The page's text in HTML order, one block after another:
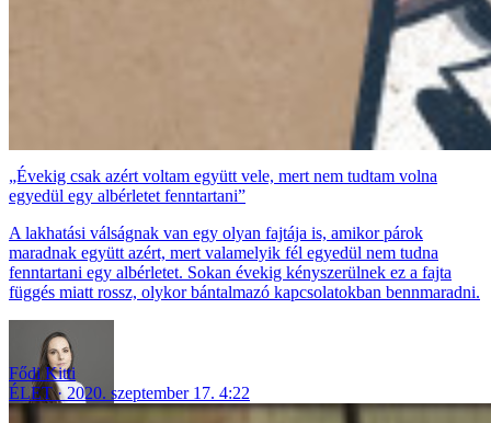
„Évekig csak azért voltam együtt vele, mert nem tudtam volna
egyedül egy albérletet fenntartani”
A lakhatási válságnak van egy olyan fajtája is, amikor párok
maradnak együtt azért, mert valamelyik fél egyedül nem tudna
fenntartani egy albérletet. Sokan évekig kényszerülnek ez a fajta
függés miatt rossz, olykor bántalmazó kapcsolatokban bennmaradni.
Fődi Kitti
ÉLET
2020. szeptember 17. 4:22